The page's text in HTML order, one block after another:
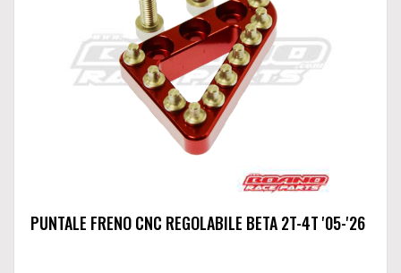
PUNTALE FRENO CNC REGOLABILE BETA 2T-4T '05-'26